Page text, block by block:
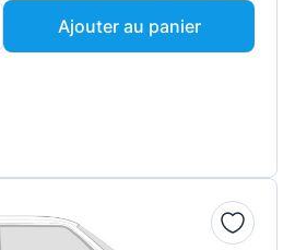
Ajouter au panier